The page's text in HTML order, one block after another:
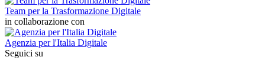
Team per la Trasformazione Digitale
in collaborazione con
Agenzia per l'Italia Digitale
Seguici su